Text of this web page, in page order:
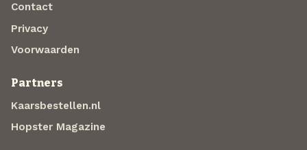
Contact
Privacy
Voorwaarden
Partners
Kaarsbestellen.nl
Hopster Magazine